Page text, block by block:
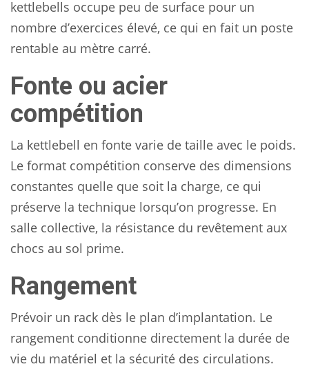
kettlebells occupe peu de surface pour un
nombre d’exercices élevé, ce qui en fait un poste
rentable au mètre carré.
Fonte ou acier
compétition
La kettlebell en fonte varie de taille avec le poids.
Le format compétition conserve des dimensions
constantes quelle que soit la charge, ce qui
préserve la technique lorsqu’on progresse. En
salle collective, la résistance du revêtement aux
chocs au sol prime.
Rangement
Prévoir un rack dès le plan d’implantation. Le
rangement conditionne directement la durée de
vie du matériel et la sécurité des circulations.